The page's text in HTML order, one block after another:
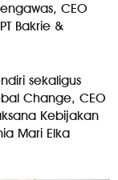
CEO
Bakrie &
sekaligus
Change, CEO
Kebijakan
Mari Elka